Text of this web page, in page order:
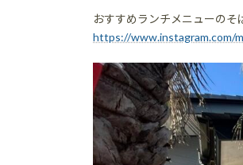
おすすめランチメニューのそ
https://www.instagram.com/